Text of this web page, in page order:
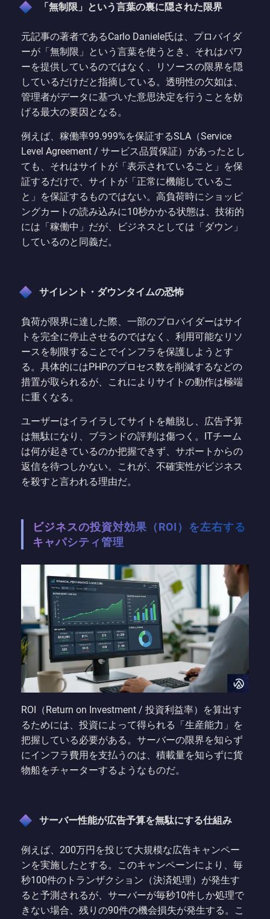
「無制限」という言葉の裏に隠された限界
元記事の著者であるCarlo Daniele氏は、プロバイダ
ーが「無制限」という言葉を使うとき、それはパワ
ーを提供しているのではなく、リソースの限界を隠
しているだけだと指摘している。透明性の欠如は、
管理者がデータに基づいた意思決定を行うことを妨
げる最大の要因となる。
例えば、稼働率99.999%を保証するSLA（Service
Level Agreement / サービス品質保証）があったとし
ても、それはサイトが「表示されていること」を保
証するだけで、サイトが「正常に機能しているこ
と」を保証するものではない。高負荷時にショッピ
ングカートの読み込みに10秒かかる状態は、技術的
には「稼働中」だが、ビジネスとしては「ダウン」
しているのと同義だ。
サイレント・ダウンタイムの恐怖
負荷が限界に達した際、一部のプロバイダーはサイ
トを完全に停止させるのではなく、利用可能なリソ
ースを制限することでインフラを保護しようとす
る。具体的にはPHPのプロセス数を削減するなどの
措置が取られるが、これによりサイトの動作は極端
に重くなる。
ユーザーはイライラしてサイトを離脱し、広告予算
は無駄になり、ブランドの評判は傷つく。ITチーム
は何が起きているのか把握できず、サポートからの
返信を待つしかない。これが、不確実性がビジネス
を殺すと言われる理由だ。
ビジネスの投資対効果（ROI）を左右する
キャパシティ管理
ROI（Return on Investment / 投資利益率）を算出す
るためには、投資によって得られる「生産能力」を
把握している必要がある。サーバーの限界を知らず
にインフラ費用を支払うのは、積載量を知らずに貨
物船をチャーターするようなものだ。
サーバー性能が広告予算を無駄にする仕組み
例えば、200万円を投じて大規模な広告キャンペー
ンを実施したとする。このキャンペーンにより、毎
秒100件のトランザクション（決済処理）が発生す
ると予測されるが、サーバーが毎秒10件しか処理で
きない場合、残りの90件の機会損失が発生する。こ